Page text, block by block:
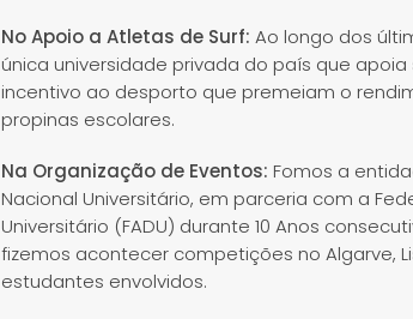
No Apoio a Atletas de Surf: Ao longo dos
única universidade privada do país que
incentivo ao desporto que premeiam o
propinas escolares.
Na Organização de Eventos: Fomos a
Nacional Universitário, em parceria com a
Universitário (FADU) durante 10 Anos
fizemos acontecer competições no Algarve,
estudantes envolvidos.